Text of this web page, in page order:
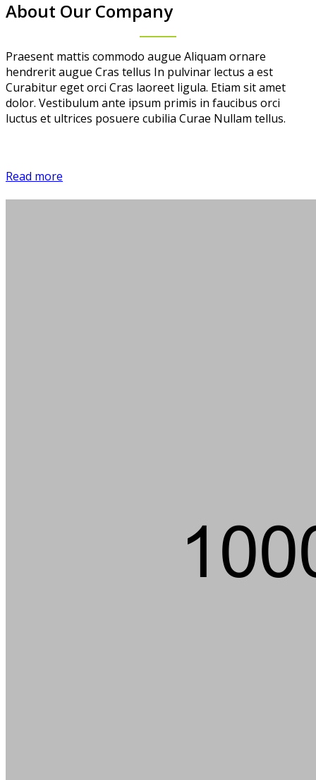
About Our Company
Praesent mattis commodo augue Aliquam ornare
hendrerit augue Cras tellus In pulvinar lectus a est
Curabitur eget orci Cras laoreet ligula. Etiam sit amet
dolor. Vestibulum ante ipsum primis in faucibus orci
luctus et ultrices posuere cubilia Curae Nullam tellus.
Read more